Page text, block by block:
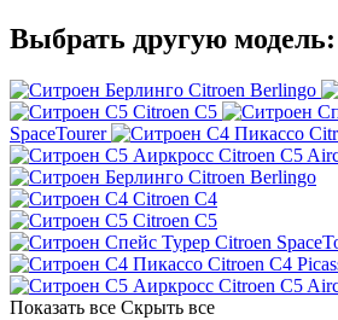
Выбрать другую модель:
Citroen Berlingo
Citroen C5
SpaceTourer
Citroen C5
Citroen Berlingo
Citroen C4
Citroen C5
Citroen
Citroen C4
Citroen C5
Показать все Скрыть все